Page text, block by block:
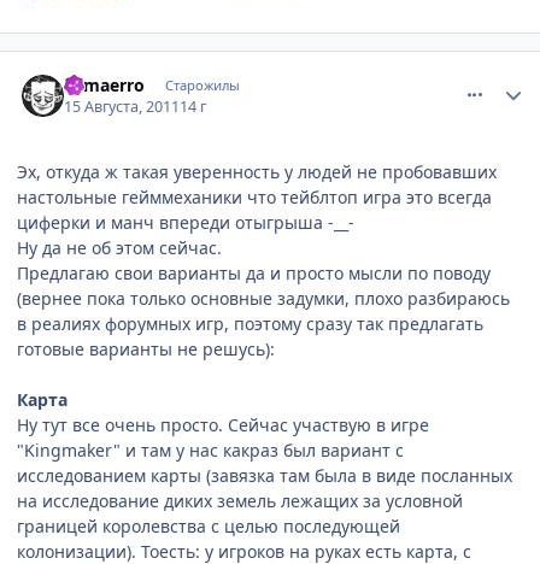
Samaerro Старожилы
15 Августа, 201114 г
Эх, откуда ж такая уверенность у людей не пробовавших
настольные гейммеханики что тейблтоп игра это всегда
циферки и манч впереди отыгрыша -__-
Ну да не об этом сейчас.
Предлагаю свои варианты да и просто мысли по поводу
(вернее пока только основные задумки, плохо разбираюсь
в реалиях форумных игр, поэтому сразу так предлагать
готовые варианты не решусь):
Карта
Ну тут все очень просто. Сейчас участвую в игре
"Kingmaker" и там у нас какраз был вариант с
исследованием карты (завязка там была в виде посланных
на исследование диких земель лежащих за условной
границей королевства с целью последующей
колонизации). Тоесть: у игроков на руках есть карта, с